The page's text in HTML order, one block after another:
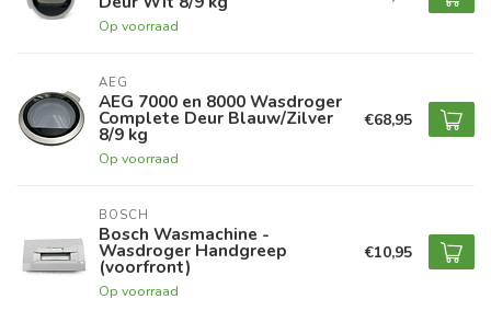
Op voorraad
AEG
AEG 7000 en 8000 Wasdroger
Complete Deur Blauw/Zilver
8/9 kg
Op voorraad
€68,95
BOSCH
Bosch Wasmachine -
Wasdroger Handgreep
(voorfront)
Op voorraad
€10,95